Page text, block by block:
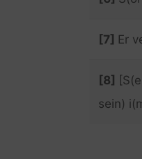
[7] Er
[8]
sein)